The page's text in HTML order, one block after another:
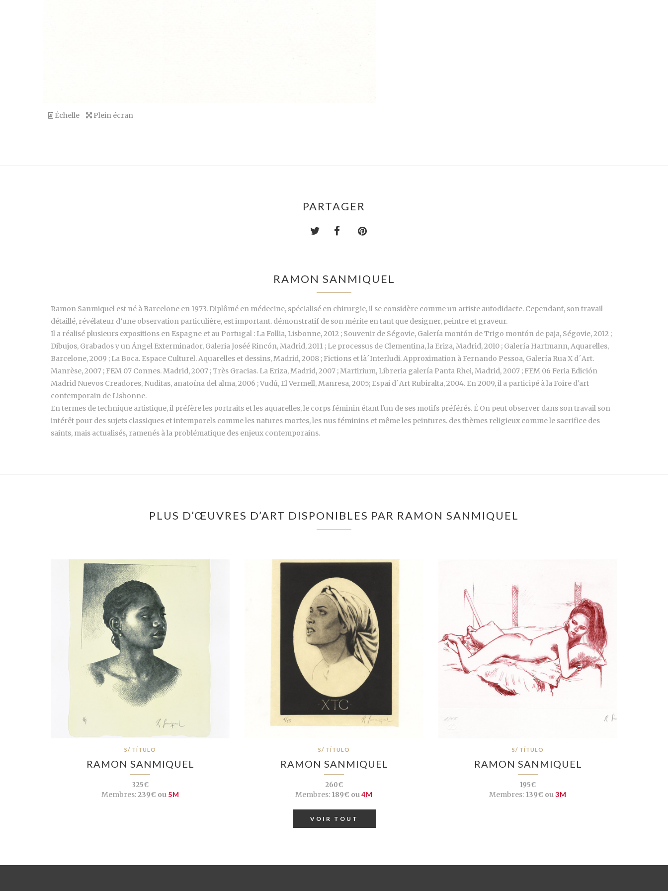
Échelle Plein écran
PARTAGER
RAMON SANMIQUEL
Ramon Sanmiquel est né à Barcelone en 1973. Diplômé en médecine, spécialisé en chirurgie, il se considère comme un artiste autodidacte. Cependant, son travail
détaillé, révélateur d’une observation particulière, est important. démonstratif de son mérite en tant que designer, peintre et graveur.
Il a réalisé plusieurs expositions en Espagne et au Portugal : La Follia, Lisbonne, 2012 ; Souvenir de Ségovie, Galería montón de Trigo montón de paja, Ségovie, 2012 ;
Dibujos, Grabados y un Ángel Exterminador, Galeria Joséé Rincón, Madrid, 2011 ; Le processus de Clementina, la Eriza, Madrid, 2010 ; Galería Hartmann, Aquarelles,
Barcelone, 2009 ; La Boca. Espace Culturel. Aquarelles et dessins, Madrid, 2008 ; Fictions et là´Interludi. Approximation à Fernando Pessoa, Galería Rua X d´Art.
Manrèse, 2007 ; FEM 07 Connes. Madrid, 2007 ; Très Gracias. La Eriza, Madrid, 2007 ; Martirium, Libreria galería Panta Rhei, Madrid, 2007 ; FEM 06 Feria Edición
Madrid Nuevos Creadores, Nuditas, anatoína del alma, 2006 ; Vudú, El Vermell, Manresa, 2005; Espai d´Art Rubiralta, 2004. En 2009, il a participé à la Foire d'art
contemporain de Lisbonne.
En termes de technique artistique, il préfère les portraits et les aquarelles, le corps féminin étant l'un de ses motifs préférés. É On peut observer dans son travail son
intérêt pour des sujets classiques et intemporels comme les natures mortes, les nus féminins et même les peintures. des thèmes religieux comme le sacrifice des
saints, mais actualisés, ramenés à la problématique des enjeux contemporains.
PLUS D’ŒUVRES D’ART DISPONIBLES PAR RAMON SANMIQUEL
S/ TÍTULO
RAMON SANMIQUEL
325€
Membres:239€ ou 5M
S/ TÍTULO
RAMON SANMIQUEL
260€
Membres: 189€ ou4M
S/ TÍTULO
RAMON SANMIQUEL
195€
Membres: 139€ ou3M
VOIR TOUT